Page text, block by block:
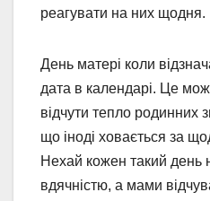
реагувати на них щодня.
День матері коли
дата в календарі. Це
відчути тепло родинних
що іноді ховається за
Нехай кожен такий день
вдячністю, а мами